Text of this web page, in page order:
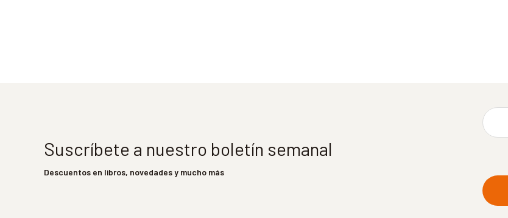
Suscríbete a nuestro boletín semanal
Descuentos en libros, novedades y mucho más